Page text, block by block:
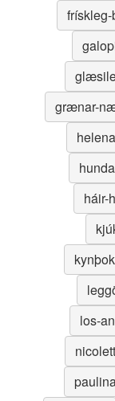
grænar-
háir-
los-